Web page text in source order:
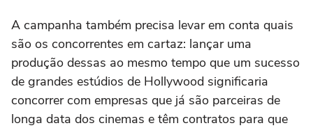
A campanha também precisa levar em conta quais
são os concorrentes em cartaz: lançar uma
produção dessas ao mesmo tempo que um sucesso
de grandes estúdios de Hollywood significaria
concorrer com empresas que já são parceiras de
longa data dos cinemas e têm contratos para que